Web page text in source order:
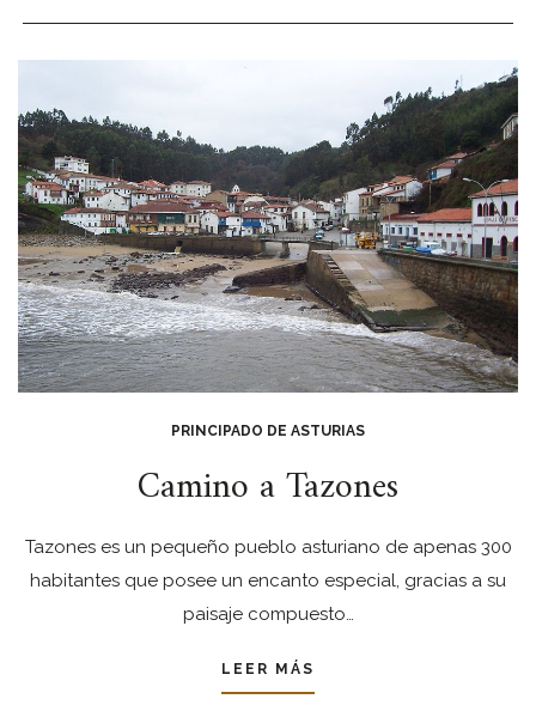
PRINCIPADO DE ASTURIAS
Camino a Tazones
Tazones es un pequeño pueblo asturiano de apenas 300
habitantes que posee un encanto especial, gracias a su
paisaje compuesto…
LEER MÁS